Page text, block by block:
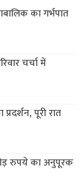
का गर्भपात
चर्चा में
पूरी रात
रुपये का अनुपूरक